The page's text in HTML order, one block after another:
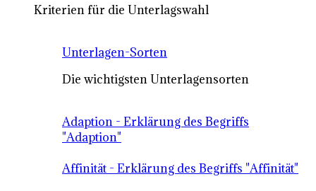
Kriterien für die Unterlagswahl
Unterlagen-Sorten
Die wichtigsten Unterlagensorten
Adaption - Erklärung des Begriffs
"Adaption"
Affinität - Erklärung des Begriffs "Affinität"